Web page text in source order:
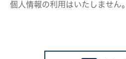
個人情報の利用はいたしません。